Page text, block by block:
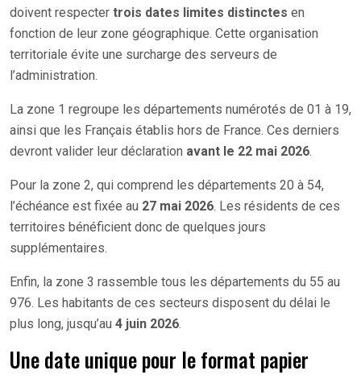
doivent respecter trois dates limites distinctes en
fonction de leur zone géographique. Cette organisation
territoriale évite une surcharge des serveurs de
l’administration.
La zone 1 regroupe les départements numérotés de 01 à 19,
ainsi que les Français établis hors de France. Ces derniers
devront valider leur déclaration avant le 22 mai 2026.
Pour la zone 2, qui comprend les départements 20 à 54,
l’échéance est fixée au 27 mai 2026. Les résidents de ces
territoires bénéficient donc de quelques jours
supplémentaires.
Enfin, la zone 3 rassemble tous les départements du 55 au
976. Les habitants de ces secteurs disposent du délai le
plus long, jusqu’au 4 juin 2026.
Une date unique pour le format papier